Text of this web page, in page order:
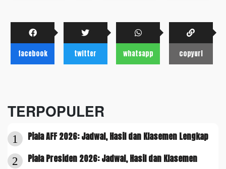
facebook twitter whatsapp copyurl
TERPOPULER
1 Piala AFF 2026: Jadwal, Hasil dan Klasemen Lengkap
2 Piala Presiden 2026: Jadwal, Hasil dan Klasemen